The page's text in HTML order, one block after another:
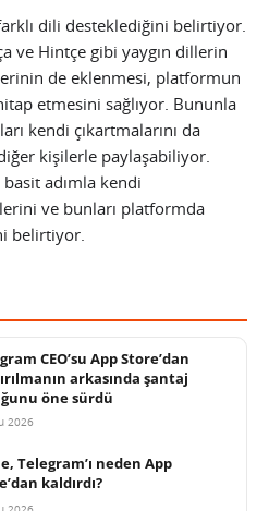
dili desteklediğini belirtiyor.
ve Hintçe gibi yaygın dillerin
de eklenmesi, platformun
etmesini sağlıyor. Bununla
kendi çıkartmalarını da
kişilerle paylaşabiliyor.
basit adımla kendi
ve bunları platformda
belirtiyor.
CEO’su App Store’dan
arkasında şantaj
öne sürdü
2026
Telegram’ı neden App
kaldırdı?